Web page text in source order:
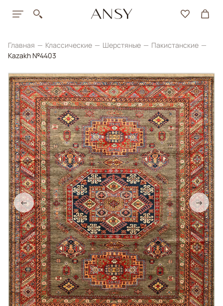
Главная Классические Шерстяные
Пакистанские
Kazakh №4403
← →